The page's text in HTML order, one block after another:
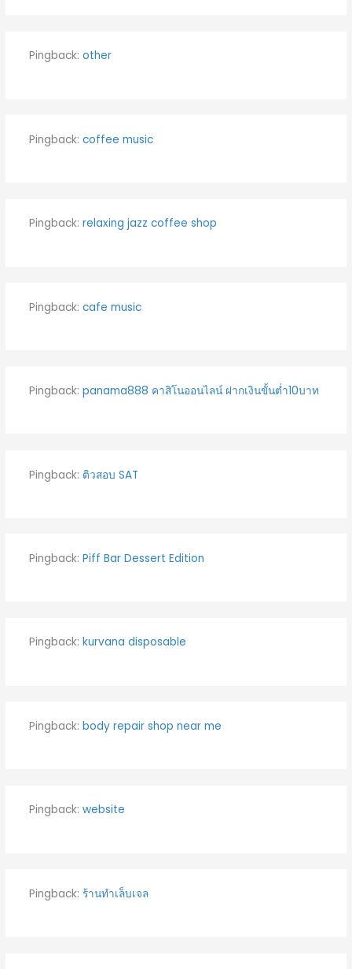
Pingback: other
Pingback: coffee music
Pingback: relaxing jazz coffee shop
Pingback: cafe music
Pingback: panama888 คาสิโนออนไลน์ ฝากเงินขั้นต่ำ10บาท
Pingback: ติวสอบ SAT
Pingback: Piff Bar Dessert Edition
Pingback: kurvana disposable
Pingback: body repair shop near me
Pingback: website
Pingback: ร้านทำเล็บเจล